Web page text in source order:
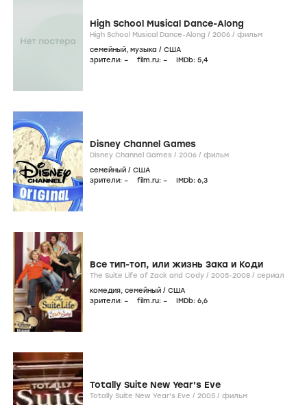
High School Musical Dance-Along
High School Musical Dance-Along / 2006 / фильм
семейный, музыка / США
зрители: – film.ru: – IMDb: 5,4
Disney Channel Games
Disney Channel Games / 2006 / фильм
семейный / США
зрители: – film.ru: – IMDb: 6,3
Все тип-топ, или жизнь Зака и Коди
The Suite Life of Zack and Cody / 2005-2008 / сериал
комедия, семейный / США
зрители: – film.ru: – IMDb: 6,6
Totally Suite New Year's Eve
Totally Suite New Year's Eve / 2005 / фильм